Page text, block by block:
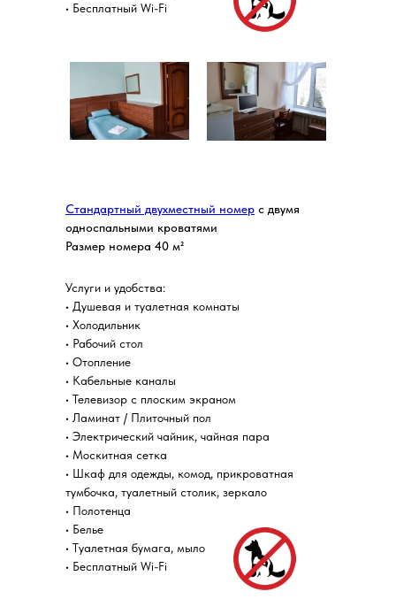
Стандартный двухместный номер с двумя
односпальными кроватями
Размер номера 40 м²
• Бесплатный Wi-Fi
Услуги и удобства:
• Душевая и туалетная комнаты
• Холодильник
• Рабочий стол
• Отопление
• Кабельные каналы
• Телевизор с плоским экраном
• Ламинат / Плиточный пол
• Электрический чайник, чайная пара
• Москитная сетка
• Шкаф для одежды, комод, прикроватная
тумбочка, туалетный столик, зеркало
• Полотенца
• Белье
• Туалетная бумага, мыло
• Бесплатный Wi-Fi